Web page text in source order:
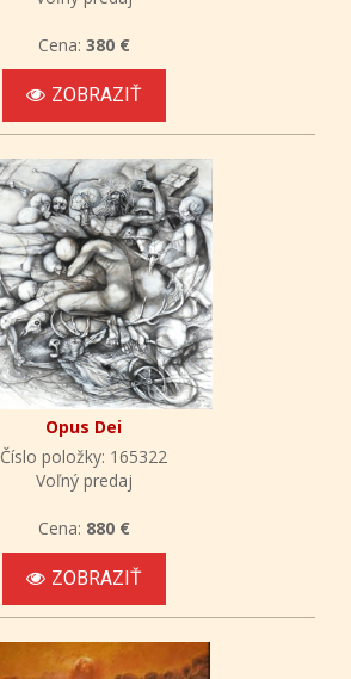
Cena: 380 €
ZOBRAZIŤ
Opus Dei
Číslo položky: 165322
Voľný predaj
Cena: 880 €
ZOBRAZIŤ